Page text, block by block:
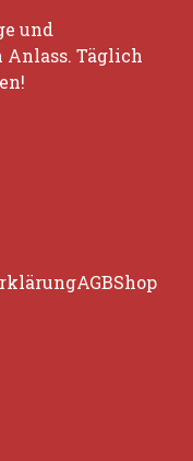
und
Anlass. Täglich
AGBShop